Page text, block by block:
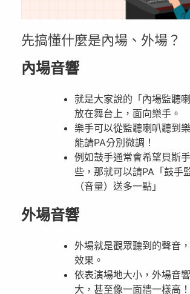
先搞懂什麼是內場、外場？
內場音響
就是大家說的「內場監聽
放在舞台上，面向樂手。
樂手可以從監聽喇叭聽到
能請PA分別微調！
例如鼓手通常會希望貝斯
些，那就可以請PA「鼓手
（音量）送多一點」
外場音響
外場就是觀眾聽到的聲音
效果。
依表演場地大小，外場音
大，甚至像一面牆一樣高！